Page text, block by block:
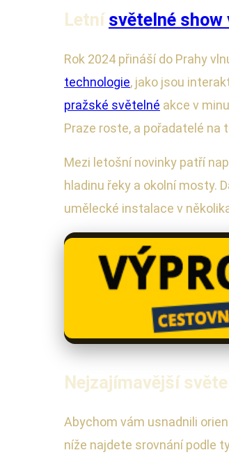
Letní světelné show
Rok 2024 přináší do Prahy
technologie, jako jsou
pražské světelné akce v
Praze roste, a pořadatelé na
Mezi letošní novinky patří
hladinu řeky a okolní mosty.
umělecké instalace v
Nejzajímavější
Abychom vám usnadnili
níže najdete srovnání podle